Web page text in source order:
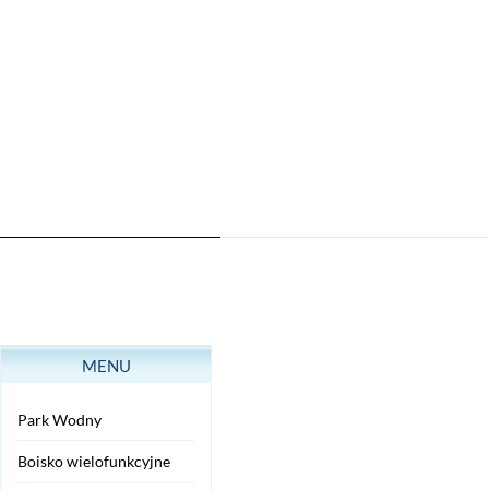
MENU
Park Wodny
Boisko wielofunkcyjne